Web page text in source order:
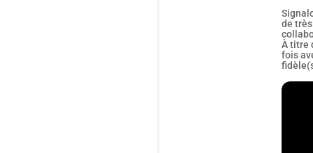
de
À titre
fois